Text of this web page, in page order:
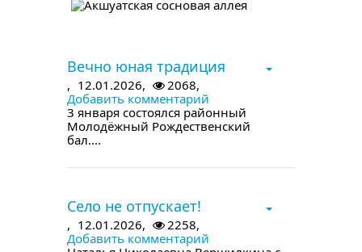
Вечно юная традиция
, 12.01.2026,
2068,
Добавить комментарий
3 января состоялся районный
Молодёжный Рождественский
бал....
Село не отпускает!
, 12.01.2026,
2258,
Добавить комментарий